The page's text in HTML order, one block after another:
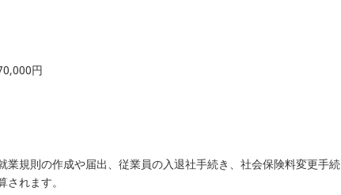
円
規則の作成や届出、従業員の入退社手続き、社会保険料変更手続
れます。